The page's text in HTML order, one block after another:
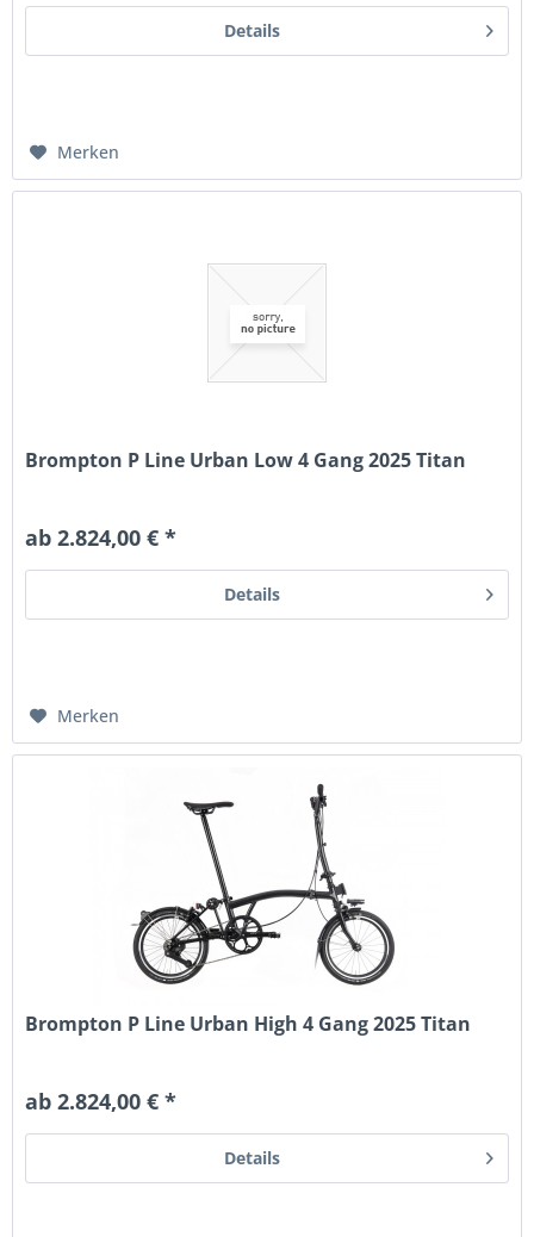
Details
Merken
Brompton P Line Urban Low 4 Gang 2025 Titan
ab 2.824,00 € *
Details
Merken
Brompton P Line Urban High 4 Gang 2025 Titan
ab 2.824,00 € *
Details